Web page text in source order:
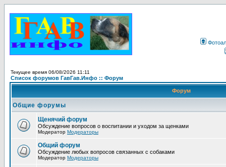
Текущее время 06/08/2026 11:11
Список форумов ГавГав.Инфо :: Форум
Форум
Общие форумы
Щенячий форум
Обсуждение вопросов о воспитании и уходом за щенками
Модератор Модераторы
Общий форум
Обсуждение любых вопросов связанных с собаками
Модератор Модераторы